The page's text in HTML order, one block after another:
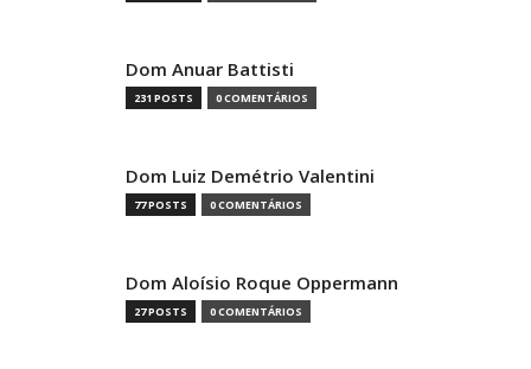
Dom Anuar Battisti
231 POSTS 0 COMENTÁRIOS
Dom Luiz Demétrio Valentini
77 POSTS 0 COMENTÁRIOS
Dom Aloísio Roque Oppermann
27 POSTS 0 COMENTÁRIOS